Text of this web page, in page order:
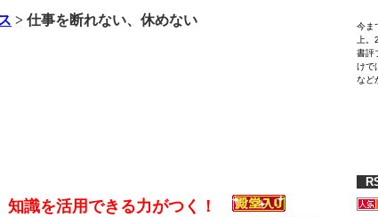
> 仕事を断れない、休めない
知識を活用できる力がつく！
今ま
上
書評
けで
など